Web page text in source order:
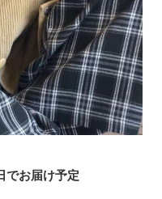
でお届け予定